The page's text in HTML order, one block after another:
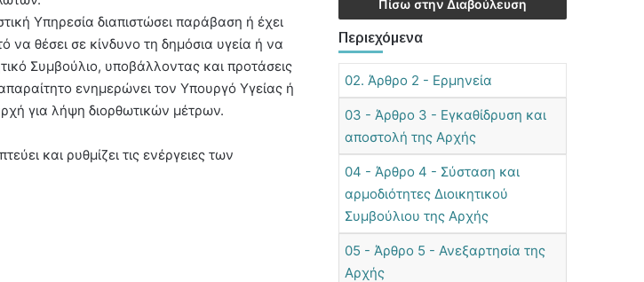
Υπηρεσία διαπιστώσει παράβαση ή έχει
θέσει σε κίνδυνο τη δημόσια υγεία ή να
Συμβούλιο, υποβάλλοντας και προτάσεις
ενημερώνει τον Υπουργό Υγείας ή
για λήψη διορθωτικών μέτρων.
και ρυθμίζει τις ενέργειες των
Πίσω στην Διαβούλευση
Περιεχόμενα
02. Άρθρο 2 - Ερμηνεία
03 - Άρθρο 3 - Εγκαθίδρυση και
αποστολή της Αρχής
04 - Άρθρο 4 - Σύσταση και
αρμοδιότητες Διοικητικού
Συμβούλιου της Αρχής
05 - Άρθρο 5 - Ανεξαρτησία της
Αρχής